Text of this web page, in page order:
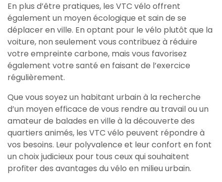
En plus d’être pratiques, les VTC vélo offrent
également un moyen écologique et sain de se
déplacer en ville. En optant pour le vélo plutôt que la
voiture, non seulement vous contribuez à réduire
votre empreinte carbone, mais vous favorisez
également votre santé en faisant de l’exercice
régulièrement.
Que vous soyez un habitant urbain à la recherche
d’un moyen efficace de vous rendre au travail ou un
amateur de balades en ville à la découverte des
quartiers animés, les VTC vélo peuvent répondre à
vos besoins. Leur polyvalence et leur confort en font
un choix judicieux pour tous ceux qui souhaitent
profiter des avantages du vélo en milieu urbain.